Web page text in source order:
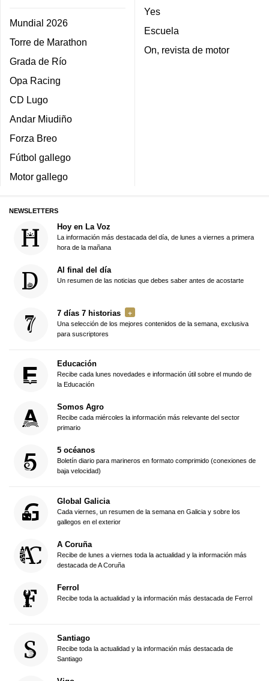
Mundial 2026
Torre de Marathon
Grada de Río
Opa Racing
CD Lugo
Andar Miudiño
Forza Breo
Fútbol gallego
Motor gallego
Yes
Escuela
On, revista de motor
NEWSLETTERS
Hoy en La Voz
La información más destacada del día, de lunes a viernes a primera
hora de la mañana
Al final del día
Un resumen de las noticias que debes saber antes de acostarte
7 días 7 historias
Una selección de los mejores contenidos de la semana, exclusiva
para suscriptores
Educación
Recibe cada lunes novedades e información útil sobre el mundo de
la Educación
Somos Agro
Recibe cada miércoles la información más relevante del sector
primario
5 océanos
Boletín diario para marineros en formato comprimido (conexiones de
baja velocidad)
Global Galicia
Cada viernes, un resumen de la semana en Galicia y sobre los
gallegos en el exterior
A Coruña
Recibe de lunes a viernes toda la actualidad y la información más
destacada de A Coruña
Ferrol
Recibe toda la actualidad y la información más destacada de Ferrol
Santiago
Recibe toda la actualidad y la información más destacada de
Santiago